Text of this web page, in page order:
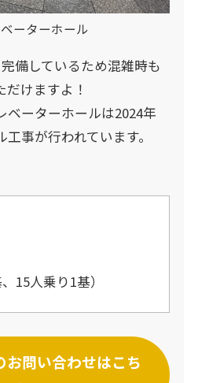
ーターホール
備しているため混雑時も
けますよ！
ベーターホールは2024年
事が行われています。
15人乗り1基）
お問い合わせはこち